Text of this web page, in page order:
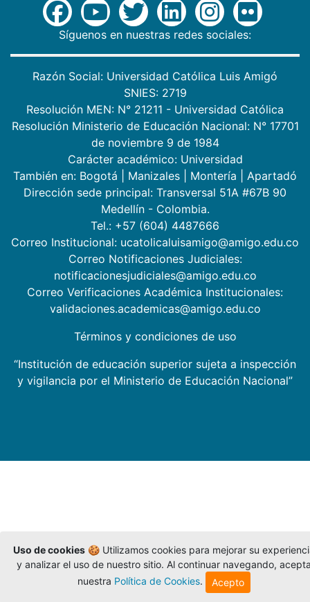
Síguenos en nuestras redes sociales:
Razón Social: Universidad Católica Luis Amigó
SNIES: 2719
Resolución MEN: N° 21211 - Universidad Católica
Resolución Ministerio de Educación Nacional: N° 17701
de noviembre 9 de 1984
Carácter académico: Universidad
También en: Bogotá Manizales Montería
Apartadó
Dirección sede principal: Transversal 51A #67B 90
Medellín - Colombia.
Tel.: +57 (604) 4487666
Correo Institucional: ucatolicaluisamigo@amigo.edu.co
Correo Notificaciones Judiciales:
notificacionesjudiciales@amigo.edu.co
Correo Verificaciones Académica Institucionales:
validaciones.academicas@amigo.edu.co
Términos y condiciones de uso
“Institución de educación superior sujeta a inspección
y vigilancia por el Ministerio de Educación Nacional”
Uso de cookies 🍪 Utilizamos cookies para mejorar su
y analizar el uso de nuestro sitio. Al continuar navegando,
nuestra Política de Cookies. Acepto